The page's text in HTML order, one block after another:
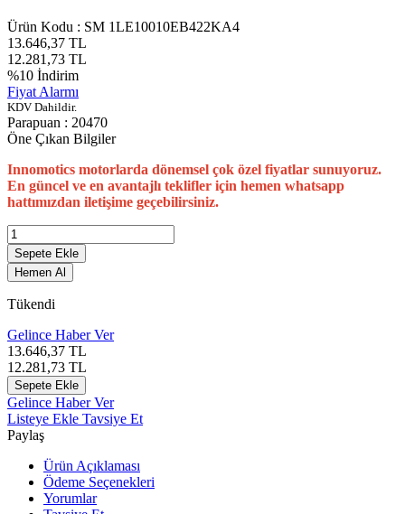
Ürün Kodu : SM 1LE10010EB422KA4
13.646,37 TL
12.281,73 TL
%10 İndirim
Fiyat Alarmı
KDV Dahildir.
Parapuan : 20470
Öne Çıkan Bilgiler
Innomotics motorlarda dönemsel çok özel fiyatlar sunuyoruz.
En güncel ve en avantajlı teklifler için hemen whatsapp
hattımızdan iletişime geçebilirsiniz.
Sepete Ekle
Hemen Al
Tükendi
Gelince Haber Ver
13.646,37 TL
12.281,73 TL
Sepete Ekle
Gelince Haber Ver
Listeye Ekle Tavsiye Et
Paylaş
Ürün Açıklaması
Ödeme Seçenekleri
Yorumlar